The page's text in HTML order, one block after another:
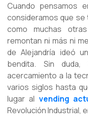
Cuando pensamos
consideramos que se
como muchas
remontan ni más ni
de Alejandría ideó
bendita. Sin
acercamiento a la
varios siglos hasta
lugar al vending
Revolución Industrial,